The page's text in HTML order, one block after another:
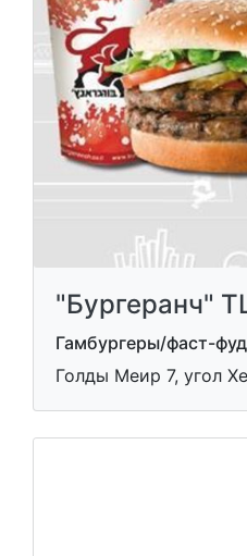
"Бургеранч"
Гамбургеры/фаст-
Голды Меир 7, угол